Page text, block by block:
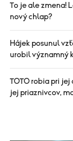
To je ale zmena!
nový chlap?
Hájek posunul
urobil významný
TOTO robia pri
jej priaznivcov,